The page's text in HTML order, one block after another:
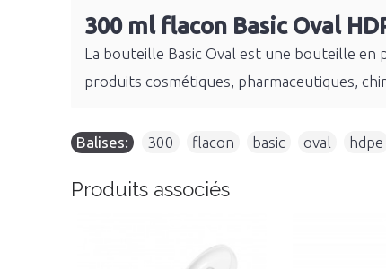
300 ml flacon Basic Oval
La bouteille Basic Oval est une bouteille
produits cosmétiques, pharmaceutiques,
Balises: 300 flacon basic oval hdpe
Produits associés